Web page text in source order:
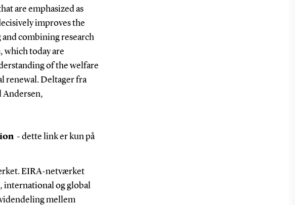
are emphasized as
improves the
combining research
which today are
of the welfare
renewal. Deltager fra
Andersen,
- dette link er kun på
EIRA-netværket
international og global
mellem